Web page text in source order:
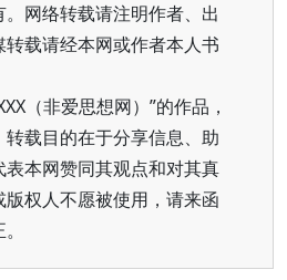
网络转载请注明作者、出
载请经本网或作者本人书
（非爱思想网）”的作品，
载目的在于分享信息、助
本网赞同其观点和对其真
权人不愿被使用，请来函